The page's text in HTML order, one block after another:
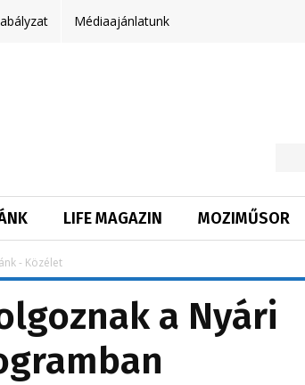
Médiaajánlatunk
LIFE MAGAZIN MOZIMŰSOR
- Közélet
a Nyári